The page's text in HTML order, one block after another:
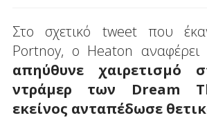
Στο σχετικό tweet που
Portnoy, o Heaton αναφέρει
απηύθυνε χαιρετισμό
ντράμερ των Dream
εκείνος ανταπέδωσε